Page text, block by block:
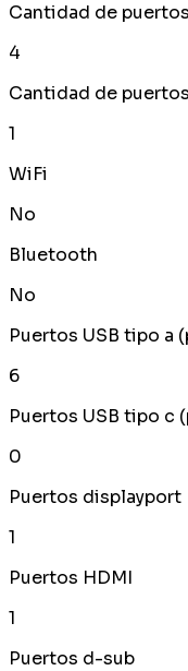
Cantidad de
4
Cantidad de
1
WiFi
No
Bluetooth
No
Puertos USB tipo a
6
Puertos USB tipo c
0
Puertos displayport
1
Puertos HDMI
1
Puertos d-sub